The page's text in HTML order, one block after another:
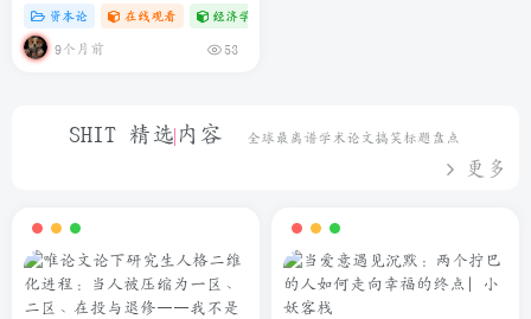
资本论 在线观看 经济学专题
9个月前 53
SHIT 精选内容 全球最离谱学术论文搞笑标题盘点
更多